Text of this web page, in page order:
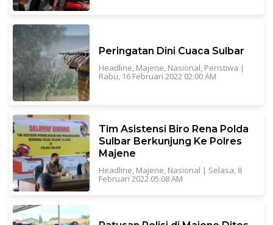
Peringatan Dini Cuaca Sulbar
Headline, Majene, Nasional, Peristiwa |
Rabu, 16 Februari 2022 02:00 AM
Tim Asistensi Biro Rena Polda
Sulbar Berkunjung Ke Polres
Majene
Headline, Majene, Nasional | Selasa, 8
Februari 2022 05:08 AM